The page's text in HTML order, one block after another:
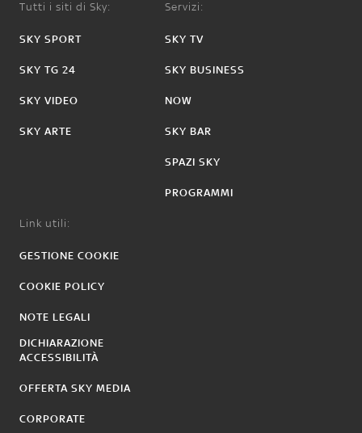
Tutti i siti di Sky:
SKY SPORT
SKY TG 24
SKY VIDEO
SKY ARTE
Servizi:
SKY TV
SKY BUSINESS
NOW
SKY BAR
SPAZI SKY
PROGRAMMI
Link utili:
GESTIONE COOKIE
COOKIE POLICY
NOTE LEGALI
DICHIARAZIONE
ACCESSIBILITÀ
OFFERTA SKY MEDIA
CORPORATE